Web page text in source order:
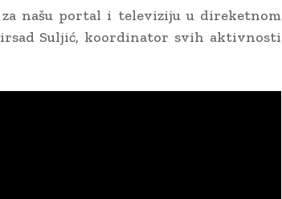
našu portal i televiziju u direketnom
Suljić, koordinator svih aktivnosti